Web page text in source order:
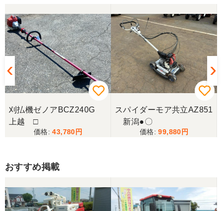
刈払機ゼノアBCZ240G
上越 □
43,780
スパイダーモア共立AZ851
新潟●〇
99,880
おすすめ掲載